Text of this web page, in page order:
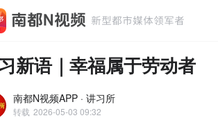
新语｜幸福属于劳动者
南都N视频APP · 讲习所
转载 2026-05-03 09:32